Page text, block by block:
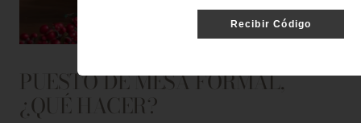
PUESTO DE MESA FORMAL,
¿QUÉ HACER?
Recibir Código